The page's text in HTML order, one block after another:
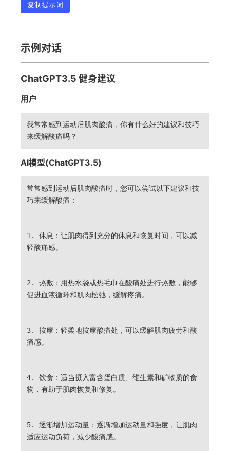
复制提示词
示例对话
ChatGPT3.5 健身建议
用户
我常常感到运动后肌肉酸痛，你有什么好的建议和技巧
来缓解酸痛吗？
AI模型(ChatGPT3.5)
常常感到运动后肌肉酸痛时，您可以尝试以下建议和技
巧来缓解酸痛：
1. 休息：让肌肉得到充分的休息和恢复时间，可以减
轻酸痛感。
2. 热敷：用热水袋或热毛巾在酸痛处进行热敷，能够
促进血液循环和肌肉松弛，缓解疼痛。
3. 按摩：轻柔地按摩酸痛处，可以缓解肌肉疲劳和酸
痛感。
4. 饮食：适当摄入富含蛋白质、维生素和矿物质的食
物，有助于肌肉恢复和修复。
5. 逐渐增加运动量：逐渐增加运动量和强度，让肌肉
适应运动负荷，减少酸痛感。